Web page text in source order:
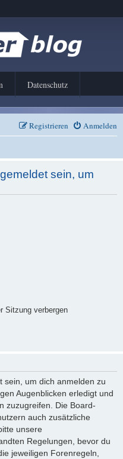
Datenschutz
Anmelden
Registrieren
sein, um
Sitzung verbergen
sein, um dich anmelden zu
Augenblicken erledigt und
zuzugreifen. Die Board-
auch zusätzliche
unsere
Regelungen, bevor du
jeweiligen Forenregeln,